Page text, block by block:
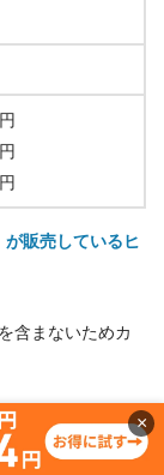
販売しているヒ
含まないためカ
全にこだわって ×